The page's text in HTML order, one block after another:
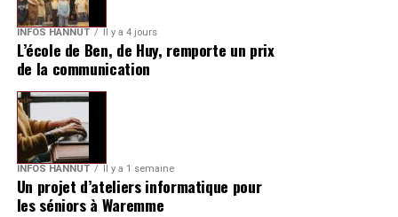
INFOS HANNUT Il y a 4 jours
L’école de Ben, de Huy, remporte un prix
de la communication
INFOS HANNUT Il y a 1 semaine
Un projet d’ateliers informatique pour
les séniors à Waremme